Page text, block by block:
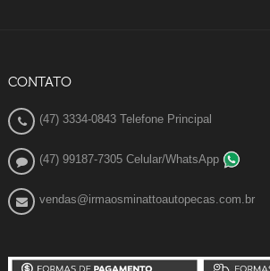
CONTATO
(47) 3334-0843 Telefone Principal
(47) 99187-7305 Celular/WhatsApp
vendas@irmaosminattoautopecas.com.br